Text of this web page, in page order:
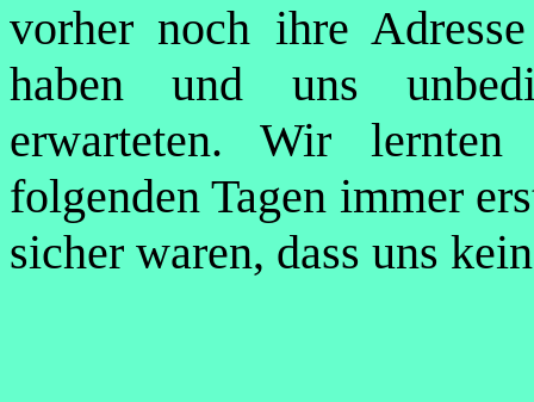
vorher noch ihre
haben und uns
erwarteten. Wir
folgenden Tagen immer
sicher waren, dass uns